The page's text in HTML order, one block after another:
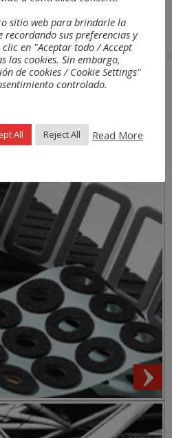
sitio web para brindarle la
recordando sus preferencias y
en "Aceptar todo / Accept
las cookies. Sin embargo,
de cookies / Cookie Settings"
controlado.
All Reject All Read More